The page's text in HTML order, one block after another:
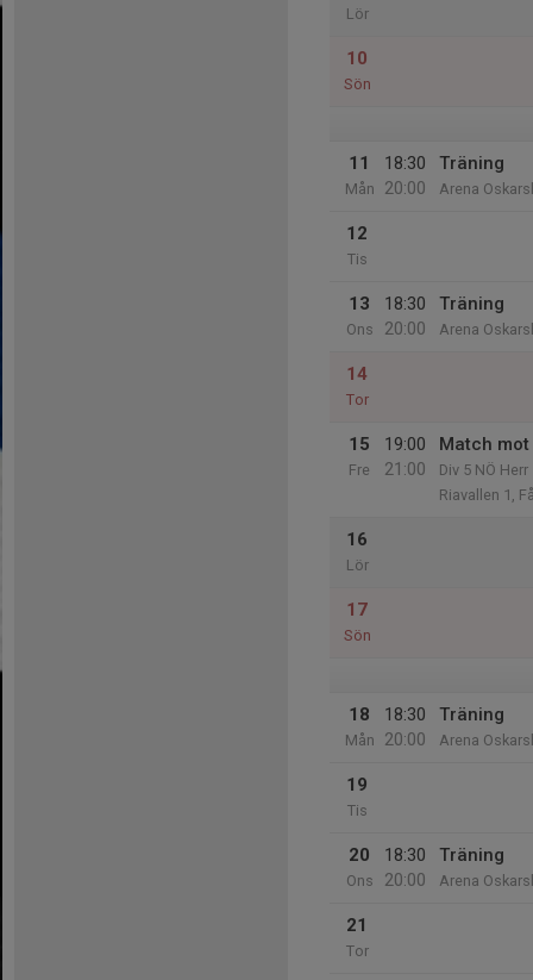
Lör
10
Sön
11
Mån
18:30
20:00
Träning
Arena
12
Tis
13
Ons
18:30
20:00
Träning
Arena
14
Tor
15
Fre
19:00
21:00
Match mot
Div 5 NÖ Herr
Riavallen 1,
16
Lör
17
Sön
18
Mån
18:30
20:00
Träning
Arena
19
Tis
20
Ons
18:30
20:00
Träning
Arena
21
Tor